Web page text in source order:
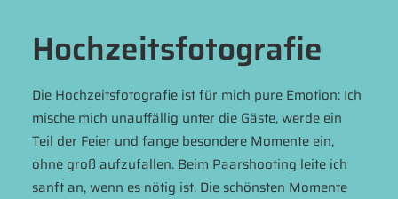
Hochzeits­fotografie
Die Hochzeitsfotografie ist für mich pure Emotion: Ich
mische mich unauffällig unter die Gäste, werde ein
Teil der Feier und fange besondere Momente ein,
ohne groß aufzufallen. Beim Paarshooting leite ich
sanft an, wenn es nötig ist. Die schönsten Momente